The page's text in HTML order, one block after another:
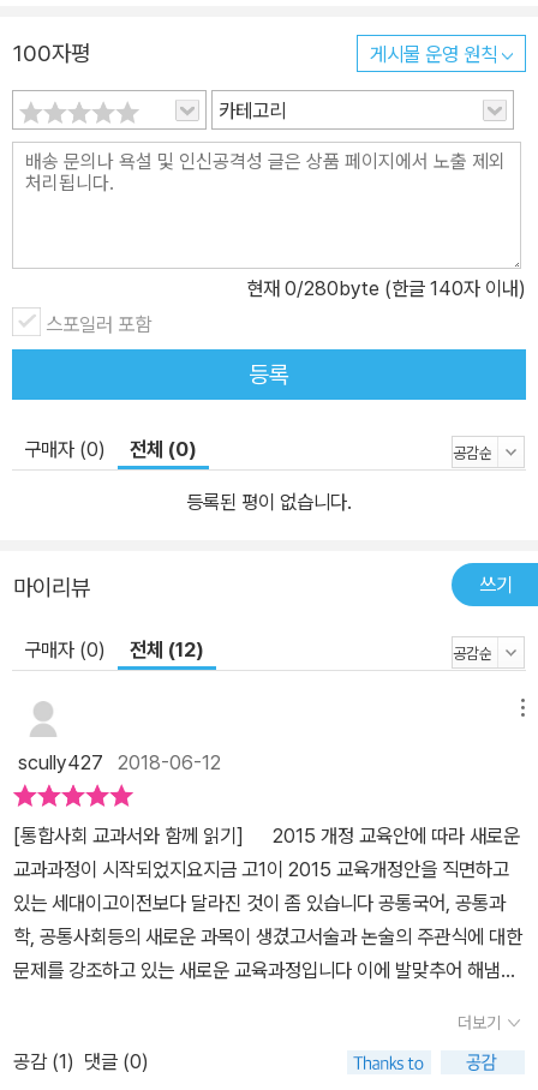
주제들을 다룬다. 과학기술의 발전으로 기후변화 문제를 해결할 수
있을지, 대도시는 인간의 생활에 최적화된 공간인지, 다른 나라의 인
권 문제에 개입하는 것은 올바른지 등 주요한 사회 이슈에 관해 생각
거리를 담았다. 구체적으로 1장에서는 행복의 개념과 행복한 삶의 조
건, 행복한 국가가 될 수 있는 방법을 살펴보고, 2장에서는 우리를 둘
생활양식의 변화를 살펴봤다. 4장에서는 세계의 인권 문제 속에서 인
간의 존엄성을 지키기 위한 다양한 노력들과 인권의 성장 역사를 만
날 수 있다. 2권에서는 시장경제, 사회 정의, 문화, 세계 평화, 지속 가
능한 미래를 다룬다. 직업별로 임금을 차등 분배하는 것은 정의로운
과연 정당한지, 제4차 산업혁명 시대의 사회 변화는 어떠한지 등 오
로 1장에서는 시장경제와 경제 흐름을 이해하고 자신의 미래를 어떻
의로운 사회를 만들기 위해 불평등을 어떻게 해소할 것인지 설명한
법을 살펴봤다. 4장에서는 세계화로 인해 하나로 연결된 지구촌과 그
다음 세대를 위해 미래 환경을 어떻게 지켜나갈 것인지 이야기를 나
눈다. 특히 이 책은 교과서의 흐름을 충실하게 따르되 시사, 역사, 사
회, 예술 등 폭넓은 분야의 지식을 각 장의 주제에 적절하게 접목시켜
또한 구체적인 활동을 강조하는 교과 구성에 맞춰 자료 조사나 논술,
정책 만들어보기 같은 ‘프로젝트 하기’ 코너를 각 꼭지마다 만들었다.
이를 통해 학생들과 교사, 학부모들이 교실과 가정에서 직접 실천해
볼 수 있는 다양한 활동을 소개했다. 장별로는 문학・영화・뮤지컬
등의 작품을 통해 해당 주제에 관해 흥미롭게 토론해 볼 수 있도록 했
다. 공부란 “어떤 현상에 대하여 의문을 가지고 질문을 하며 그 답을
찾아가는 방법을 배우는 것”이어야 한다는 저자의 말처럼 이 책은 청
100자평 게시물 운영 원칙
카테고리
현재 0/280byte (한글 140자 이내)
스포일러 포함
등록
구매자 (0) 전체 (0)
등록된 평이 없습니다.
마이리뷰 쓰기
구매자 (0) 전체 (12)
scully427 2018-06-12
[통합사회 교과서와 함께 읽기] 2015 개정 교육안에 따라 새로운
교과과정이 시작되었지요지금 고1이 2015 교육개정안을 직면하고
있는 세대이고이전보다 달라진 것이 좀 있습니다 공통국어, 공통과
학, 공통사회등의 새로운 과목이 생겼고서술과 논술의 주관식에 대한
문제를 강조하고 있는 새로운 교육과정입니다 이에 발맞추어 해냄에
요​ 해냄의 통합교과 시리즈는 변화된 교육 과정에 따른 교과 지식
을 쉽고 재미있게 설명하고심도 있는 내용을 보충함으로써, 청소년들
더보기
공감 (1) 댓글 (0)